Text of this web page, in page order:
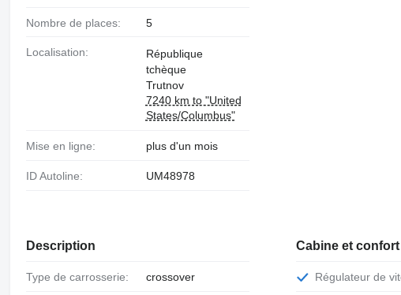
Nombre de places: 5
Localisation:
République
tchèque
Trutnov
7240 km to "United
States/Columbus"
Mise en ligne: plus d'un mois
ID Autoline: UM48978
Description
Type de carrosserie: crossover
Cabine et confort
Régulateur de